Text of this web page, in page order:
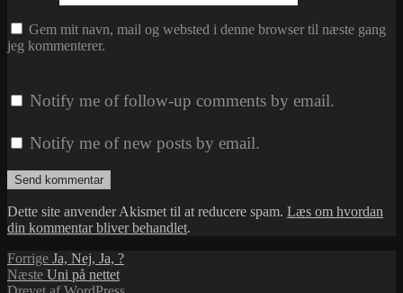
Gem mit navn, mail og websted i denne browser til næste gang
jeg kommenterer.
Notify me of follow-up comments by email.
Notify me of new posts by email.
Dette site anvender Akismet til at reducere spam. Læs om hvordan
din kommentar bliver behandlet.
Indlægsnavigation
Forrige Forrige
indlæg:
Ja, Nej, Ja, ?
Næste Næste
Uni på nettet